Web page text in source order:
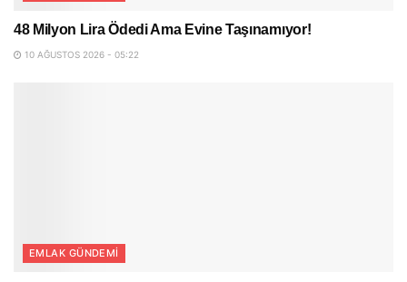
48 Milyon Lira Ödedi Ama Evine Taşınamıyor!
10 AĞUSTOS 2026 - 05:22
EMLAK GÜNDEMI